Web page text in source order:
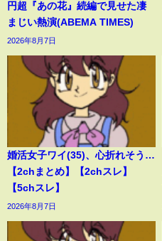
円超『あの花』続編で見せた凄
まじい熱演(ABEMA TIMES)
2026年8月7日
婚活女子ワイ(35)、心折れそう…
【2chまとめ】【2chスレ】
【5chスレ】
2026年8月7日